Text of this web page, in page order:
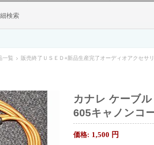
検索
一覧 販売終了ＵＳＥＤ+新品生産完了オーディオアクセサ
カナレ ケーブ
605キャノンコ
価格: 1,500 円